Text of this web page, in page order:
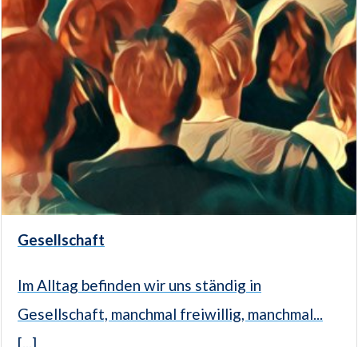
Gesellschaft
Im Alltag befinden wir uns ständig in
Gesellschaft, manchmal freiwillig, manchmal...
[...]